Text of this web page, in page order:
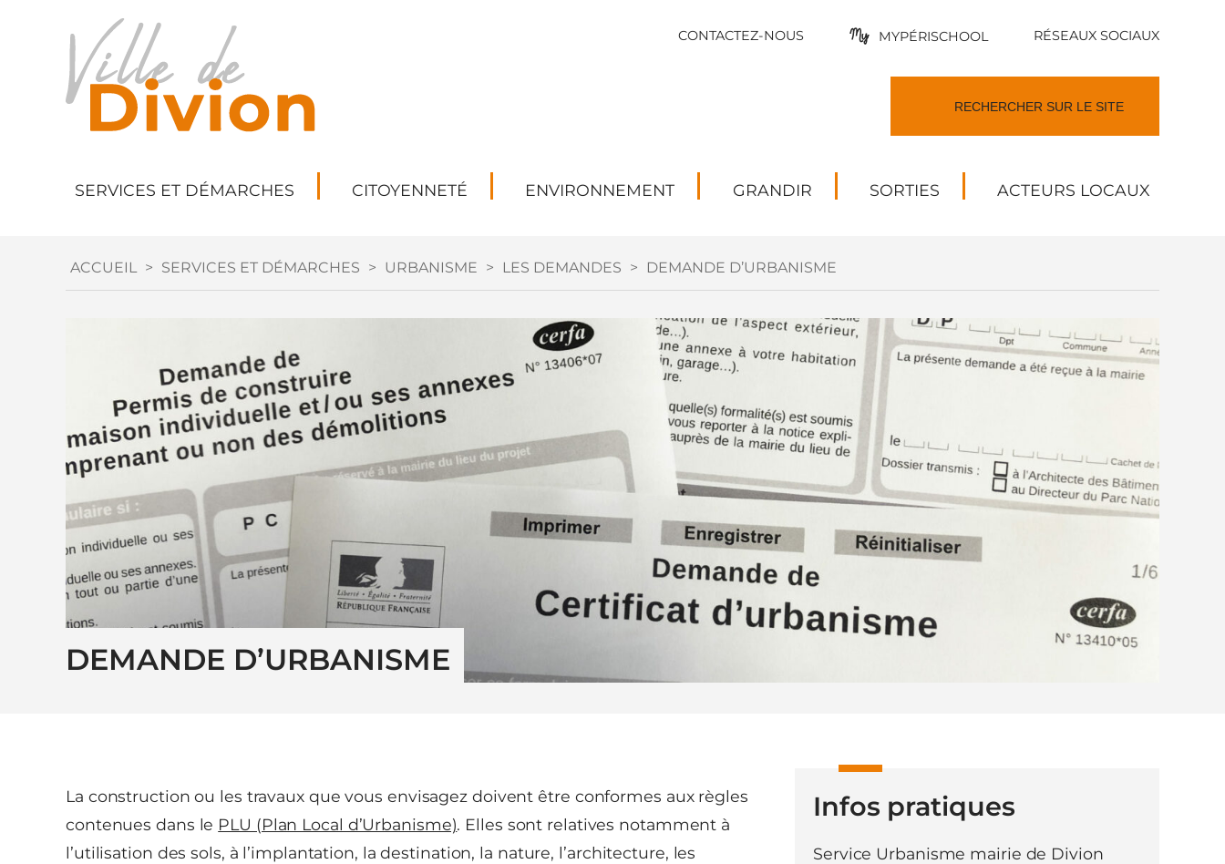
CONTACTEZ-NOUS MYPÉRISCHOOL RÉSEAUX SOCIAUX
SERVICES ET DÉMARCHES CITOYENNETÉ ENVIRONNEMENT GRANDIR SORTIES ACTEURS LOCAUX
ACCUEIL > SERVICES ET DÉMARCHES > URBANISME > LES DEMANDES > DEMANDE D’URBANISME
DEMANDE D’URBANISME
La construction ou les travaux que vous envisagez doivent être conformes aux règles
contenues dans le PLU (Plan Local d’Urbanisme). Elles sont relatives notamment à
l’utilisation des sols, à l’implantation, la destination, la nature, l’architecture, les
Infos pratiques
Service Urbanisme mairie de Divion